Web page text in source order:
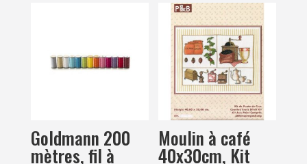
Goldmann 200
mètres, fil à
Moulin à café
40x30cm, Kit